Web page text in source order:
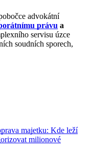
advokátní
právu a
servisu úzce
soudních sporech,
majetku: Kde leží
milionové